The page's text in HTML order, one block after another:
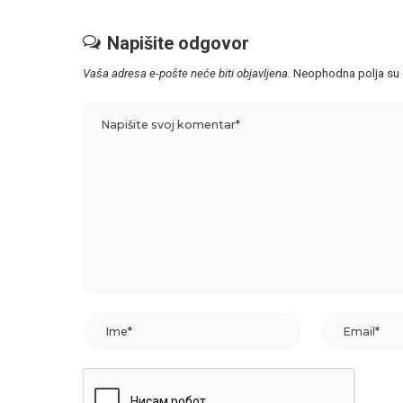
Napišite odgovor
Vaša adresa e-pošte neće biti objavljena. Neophodna polja su